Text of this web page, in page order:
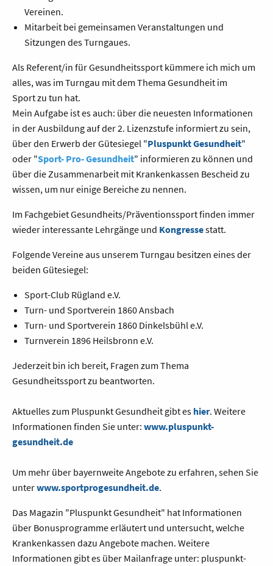
Vereinen.
Mitarbeit bei gemeinsamen Veranstaltungen und
Sitzungen des Turngaues.
Als Referent/in für Gesundheitssport kümmere ich mich um
alles, was im Turngau mit dem Thema Gesundheit im
Sport zu tun hat.
Mein Aufgabe ist es auch: über die neuesten Informationen
in der Ausbildung auf der 2. Lizenzstufe informiert zu sein,
über den Erwerb der Gütesiegel "Pluspunkt Gesundheit"
oder "Sport- Pro- Gesundheit" informieren zu können und
über die Zusammenarbeit mit Krankenkassen Bescheid zu
wissen, um nur einige Bereiche zu nennen.
Im Fachgebiet Gesundheits/Präventionssport finden immer
wieder interessante Lehrgänge und Kongressestatt.
Folgende Vereine aus unserem Turngau besitzen eines der
beiden Gütesiegel:
Sport-Club Rügland e.V.
Turn- und Sportverein 1860 Ansbach
Turn- und Sportverein 1860 Dinkelsbühl e.V.
Turnverein 1896 Heilsbronn e.V.
Jederzeit bin ich bereit, Fragen zum Thema
Gesundheitssport zu beantworten.
Aktuelles zum Pluspunkt Gesundheit gibt es hier. Weitere
Informationen finden Sie unter: www.pluspunkt-
gesundheit.de
Um mehr über bayernweite Angebote zu erfahren, sehen Sie
unterwww.sportprogesundheit.de.
Das Magazin "Pluspunkt Gesundheit" hat Informationen
über Bonusprogramme erläutert und untersucht, welche
Krankenkassen dazu Angebote machen. Weitere
Informationen gibt es über Mailanfrage unter: pluspunkt-